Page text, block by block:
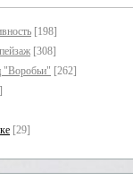
[198]
[308]
"Воробьи" [262]
[29]